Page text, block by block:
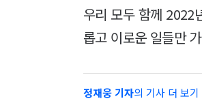
우리 모두 함께 2022
롭고 이로운 일들만
정재웅 기자의 기사 더 보기